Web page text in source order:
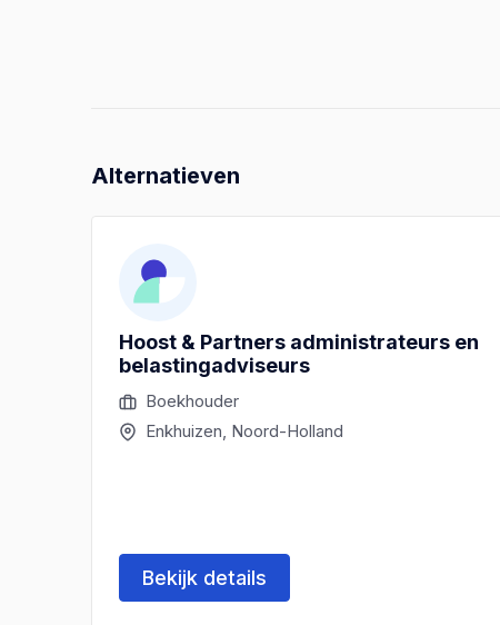
Alternatieven
Hoost & Partners administrateurs en
belastingadviseurs
Boekhouder
Enkhuizen, Noord-Holland
Bekijk details